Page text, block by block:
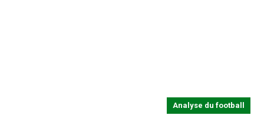
Analyse du football